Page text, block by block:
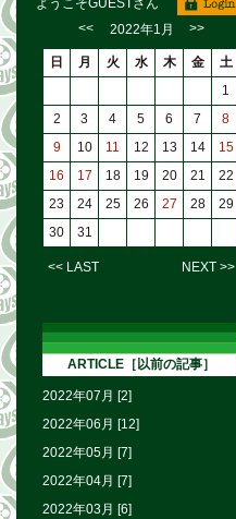
ようこそGUESTさん
<<
2022年1月 >>
日 月 火 水 木 金
土
1
2
3 4 5 6 7
8
9
10 11 12 13 14
15
16
17 18 19 20 21
22
23
24 25 26 27 28
29
30
31
<< LAST NEXT >>
ARTICLE［以前の記事］
2022年07月 [2]
2022年06月 [12]
2022年05月 [7]
2022年04月 [7]
2022年03月 [6]